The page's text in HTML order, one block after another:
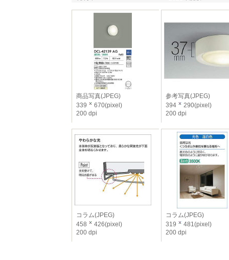
商品写真(JPEG)
339
670(pixel)
200 dpi
参考写真(JPEG)
394
290(pixel)
200 dpi
コラム(JPEG)
458
426(pixel)
200 dpi
コラム(JPEG)
319
481(pixel)
200 dpi